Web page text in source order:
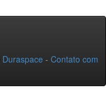
Duraspace - Contato com